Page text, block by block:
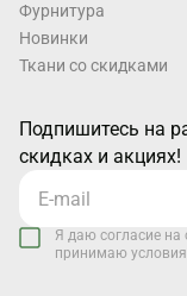
Фурнитура
Новинки
Ткани со скидками
Подпишитесь на
скидках и акциях!
Я даю согласие
принимаю условия